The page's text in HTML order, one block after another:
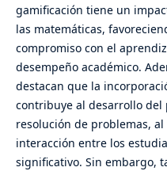
gamificación tiene un
las matemáticas,
compromiso con el
desempeño académico.
destacan que la
contribuye al desarrollo del
resolución de problemas,
interacción entre los
significativo. Sin embargo,